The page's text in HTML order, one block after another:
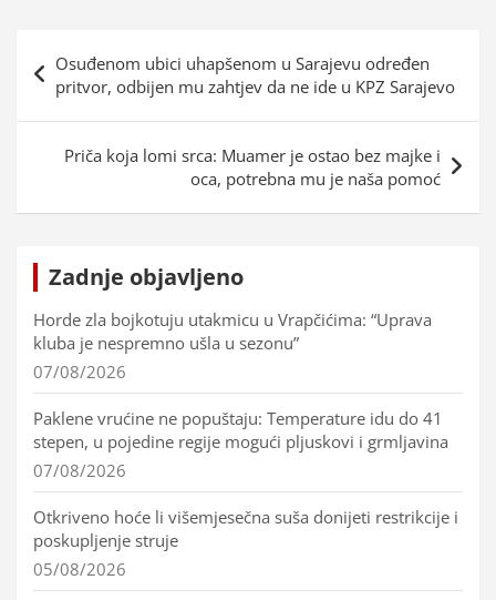
objava
Osuđenom ubici uhapšenom u Sarajevu određen
pritvor, odbijen mu zahtjev da ne ide u KPZ Sarajevo
Priča koja lomi srca: Muamer je ostao bez majke i
oca, potrebna mu je naša pomoć
Zadnje objavljeno
Horde zla bojkotuju utakmicu u Vrapčićima: “Uprava
kluba je nespremno ušla u sezonu”
07/08/2026
Paklene vrućine ne popuštaju: Temperature idu do 41
stepen, u pojedine regije mogući pljuskovi i grmljavina
07/08/2026
Otkriveno hoće li višemjesečna suša donijeti restrikcije i
poskupljenje struje
05/08/2026